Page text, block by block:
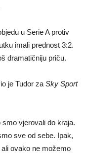
u Serie A protiv
imali prednost 3:2.
dramatičniju priču.
je Tudor za Sky Sport
smo vjerovali do kraja.
sve od sebe. Ipak,
ovako ne možemo